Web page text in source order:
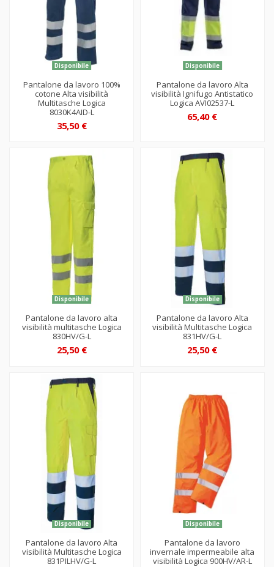
Disponibile
Pantalone da lavoro 100%
cotone Alta visibilità
Multitasche Logica
8030K4AID-L
35,50 €
Disponibile
Pantalone da lavoro Alta
visibilità Ignifugo Antistatico
Logica AVI02537-L
65,40 €
Disponibile
Pantalone da lavoro alta
visibilità multitasche Logica
830HV/G-L
25,50 €
Disponibile
Pantalone da lavoro Alta
visibilità Multitasche Logica
831HV/G-L
25,50 €
Disponibile
Pantalone da lavoro Alta
visibilità Multitasche Logica
831PILHV/G-L
Disponibile
Pantalone da lavoro
invernale impermeabile alta
visibilità Logica 900HV/AR-L